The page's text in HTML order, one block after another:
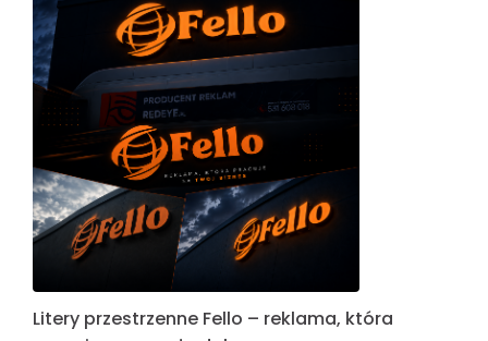
Litery przestrzenne Fello – reklama, która